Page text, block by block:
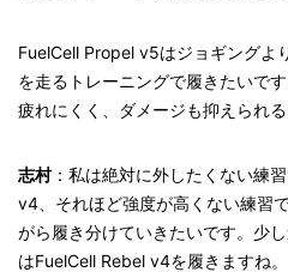
FuelCell Propel v5はジョギングよ
を走るトレーニングで履きたいで
疲れにくく、ダメージも抑えられ
志村：私は絶対に外したくない練
v4、それほど強度が高くない練習
がら履き分けていきたいです。少
はFuelCell Rebel v4を履きますね。